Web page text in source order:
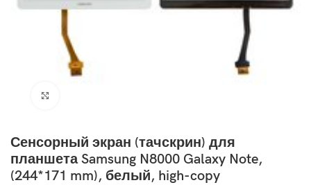
Сенсорный экран (тачскрин) для
планшета Samsung N8000 Galaxy Note,
(244*171 mm), белый, high-copy